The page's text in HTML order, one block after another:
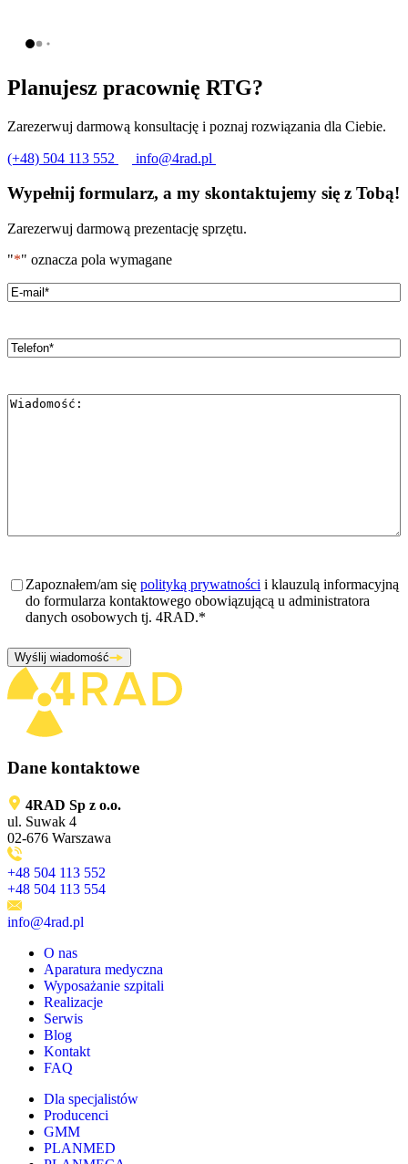
Planujesz pracownię RTG?
Zarezerwuj darmową konsultację i poznaj rozwiązania dla Ciebie.
(+48) 504 113 552 info@4rad.pl
Wypełnij formularz, a my skontaktujemy się z Tobą!
Zarezerwuj darmową prezentację sprzętu.
"*" oznacza pola wymagane
Email*
Telefon*
Wiadomość*
Zgoda*
Zapoznałem/am się polityką prywatności i klauzulą informacyjną
do formularza kontaktowego obowiązującą u administratora
danych osobowych tj. 4RAD.*
Wyślij wiadomość
Dane kontaktowe
4RAD Sp z o.o.
ul. Suwak 4
02-676 Warszawa
+48 504 113 552
+48 504 113 554
info@4rad.pl
O nas
Aparatura medyczna
Wyposażanie szpitali
Realizacje
Serwis
Blog
Kontakt
FAQ
Dla specjalistów
Producenci
GMM
PLANMED